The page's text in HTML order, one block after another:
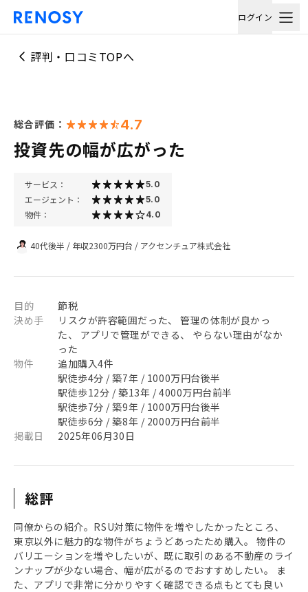
ログイン
評判・口コミTOPへ
総合評価： 4.7
投資先の幅が広がった
サービス： 5.0
エージェント： 5.0
物件： 4.0
40代後半 / 年収2300万円台 / アクセンチュア株式会社
目的
節税
決め手
リスクが許容範囲だった、 管理の体制が良かっ
た、 アプリで管理ができる、 やらない理由がなか
った
物件
追加購入4件
駅徒歩4分 / 築7年 / 1000万円台後半
駅徒歩12分 / 築13年 / 4000万円台前半
駅徒歩7分 / 築9年 / 1000万円台後半
駅徒歩6分 / 築8年 / 2000万円台前半
掲載日
2025年06月30日
総評
同僚からの紹介。RSU対策に物件を増やしたかったところ、
東京以外に魅力的な物件がちょうどあったため購入。 物件の
バリエーションを増やしたいが、既に取引のある不動産のライ
ンナップが少ない場合、幅が広がるのでおすすめしたい。 ま
た、アプリで非常に分かりやすく確認できる点もとても良い